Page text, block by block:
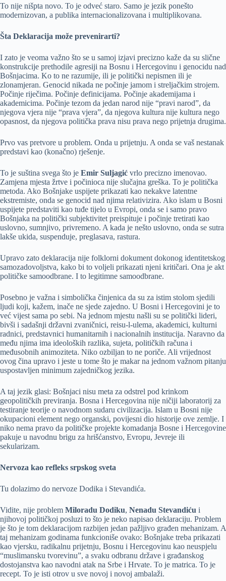
To nije nišpta novo. To je odveć staro. Samo je jezik ponešto
modernizovan, a publika internacionalizovana i multiplikovana.
Šta Deklaracija može prevenirarti?
I zato je veoma važno što se u samoj izjavi precizno kaže da su slične
konstrukcije prethodile agresiji na Bosnu i Hercegovinu i genocidu nad
Bošnjacima. Ko to ne razumije, ili je politički nepismen ili je
zlonamjeran. Genocid nikada ne počinje jamom i streljačkim strojem.
Počinje riječima. Počinje definicijama. Počinje akademijama i
akademicima. Počinje tezom da jedan narod nije “pravi narod”, da
njegova vjera nije “prava vjera”, da njegova kultura nije kultura nego
opasnost, da njegova politička prava nisu prava nego prijetnja drugima.
Prvo vas pretvore u problem. Onda u prijetnju. A onda se vaš nestanak
predstavi kao (konačno) rješenje.
To je suština svega što je Emir Suljagić vrlo precizno imenovao.
Zamjena mjesta žrtve i počinioca nije slučajna greška. To je politička
metoda. Ako Bošnjake uspijete prikazati kao nekakve latentne
ekstremiste, onda se genocid nad njima relativizira. Ako islam u Bosni
uspijete predstaviti kao tuđe tijelo u Evropi, onda se i samo pravo
Bošnjaka na politički subjektivitet preispituje i počinje tretirati kao
uslovno, sumnjivo, privremeno. A kada je nešto uslovno, onda se sutra
lakše ukida, suspenduje, preglasava, rastura.
Upravo zato deklaracija nije folklorni dokument dokonog identitetskog
samozadovoljstva, kako bi to voljeli prikazati njeni kritičari. Ona je akt
političke samoodbrane. I to legitimne samoodbrane.
Posebno je važna i simbolička činjenica da su za istim stolom sjedili
ljudi koji, kažem, inače ne sjede zajedno. U Bosni i Hercegovini je to
već vijest sama po sebi. Na jednom mjestu našli su se politički lideri,
bivši i sadašnji državni zvaničnici, reisu-l-ulema, akademici, kulturni
radnici, predstavnici humanitarnih i nacionalnih institucija. Naravno da
među njima ima ideoloških razlika, sujeta, političkih računa i
međusobnih animoziteta. Niko ozbiljan to ne poriče. Ali vrijednost
ovog čina upravo i jeste u tome što je makar na jednom važnom pitanju
uspostavljen minimum zajedničkog jezika.
A taj jezik glasi: Bošnjaci nisu meta za odstrel pod krinkom
geopolitičkih previranja. Bosna i Hercegovina nije ničiji laboratorij za
testiranje teorije o navodnom sudaru civilizacija. Islam u Bosni nije
okupacioni element nego organski, povijesni dio historije ove zemlje. I
niko nema pravo da političke projekte komadanja Bosne i Hercegovine
pakuje u navodnu brigu za hrišćanstvo, Evropu, Jevreje ili
sekularizam.
Nervoza kao refleks srpskog sveta
Tu dolazimo do nervoze Dodika i Stevandića.
Vidite, nije problem Miloradu Dodiku, Nenadu Stevandiću i
njihovoj političkoj posluzi to što je neko napisao deklaraciju. Problem
je što je tom deklaracijom razbijen jedan pažljivo građen mehanizam. A
taj mehanizam godinama funkcioniše ovako: Bošnjake treba prikazati
kao vjersku, radikalnu prijetnju, Bosnu i Hercegovinu kao neuspjelu
“muslimansku tvorevinu”, a svaku odbranu države i građanskog
dostojanstva kao navodni atak na Srbe i Hrvate. To je matrica. To je
recept. To je isti otrov u sve novoj i novoj ambalaži.